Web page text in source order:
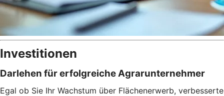
Investitionen
Darlehen für erfolgreiche Agrarunternehmer
Egal ob Sie Ihr Wachstum über Flächenerwerb, verbesserte